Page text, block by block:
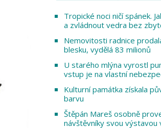
Tropické noci ničí spánek.
a zvládnout vedra bez
Nemovitosti radnice
blesku, vydělá 83 milionů
U starého mlýna vyrostl
vstup je na vlastní
Kulturní památka získala
barvu
Štěpán Mareš osobně
návštěvníky svou výstavou